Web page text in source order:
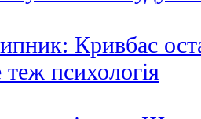
Кривбас
психологія